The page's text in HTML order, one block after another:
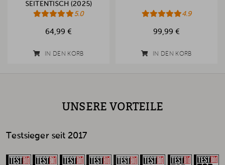
SEITENTISCH (2025)
5.0
64,99 €
IN DEN KORB
4.9
99,99 €
IN DEN KORB
UNSERE VORTEILE
Testsieger seit 2017